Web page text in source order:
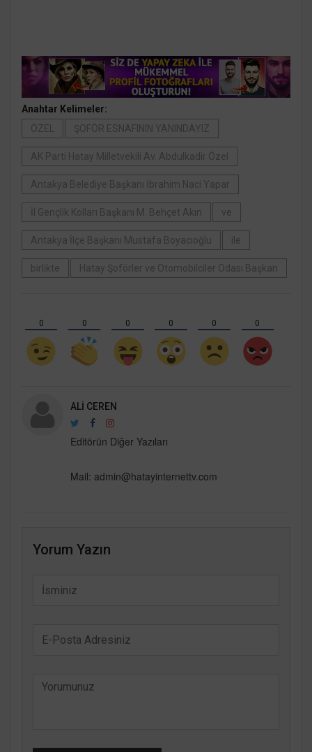
Anahtar Kelimeler:
ÖZEL
ŞOFÖR ESNAFININ YANINDAYIZ
AK Parti Hatay Milletvekili Av. Abdulkadir Özel
Antakya Belediye Başkanı İbrahim Naci Yapar
İl Gençlik Kolları Başkanı M. Behçet Akın ve
Antakya İlçe Başkanı Mustafa Boyacıoğlu ile
birlikte Hatay Şoförler ve Otomobilciler Odası Başkan
0 0 0 0 0 0
ALI CEREN
Editörün Diğer Yazıları
Mail: admin@hatayinternettv.com
Yorum Yazın